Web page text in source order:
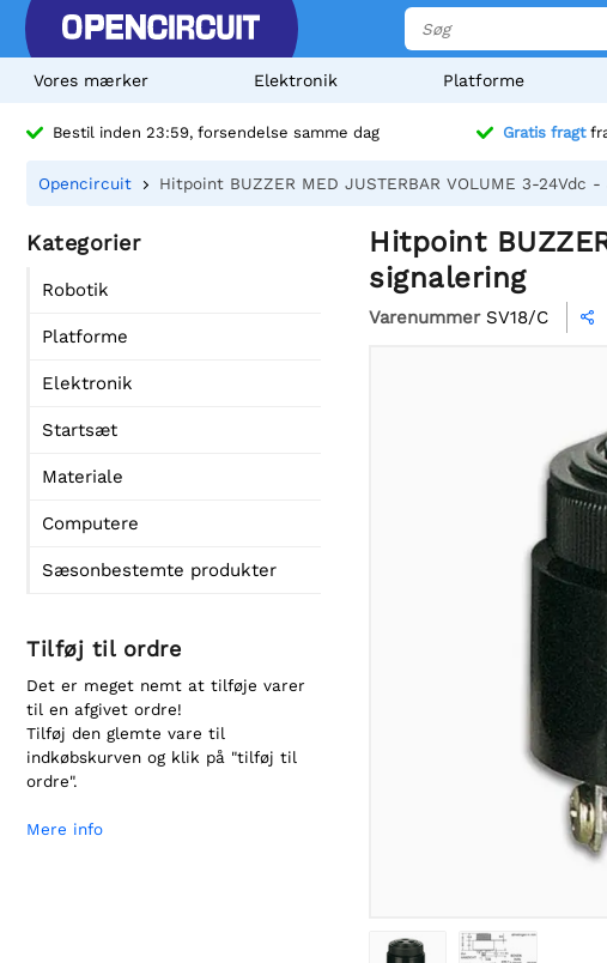
Vores mærker Elektronik Platforme
Bestil inden 23:59, forsendelse samme dag Gratis fragt
Opencircuit Hitpoint BUZZER MED JUSTERBAR VOLUME 3-
Kategorier
Robotik
Platforme
Elektronik
Startsæt
Materiale
Computere
Sæsonbestemte produkter
Tilføj til ordre
Det er meget nemt at tilføje varer
til en afgivet ordre!
Tilføj den glemte vare til
indkøbskurven og klik på "tilføj til
ordre".
Mere info
Hitpoint
signalering
Varenummer SV18/C 